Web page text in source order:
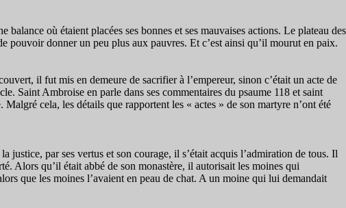
où étaient placées ses bonnes et ses mauvaises actions. Le plateau des
pouvoir donner un peu plus aux pauvres. Et c’est ainsi qu’il mourut en paix.
il fut mis en demeure de sacrifier à l’empereur, sinon c’était un acte de
Saint Ambroise en parle dans ses commentaires du psaume 118 et saint
cela, les détails que rapportent les « actes » de son martyre n’ont été
justice, par ses vertus et son courage, il s’était acquis l’admiration de tous. Il
Alors qu’il était abbé de son monastère, il autorisait les moines qui
que les moines l’avaient en peau de chat. A un moine qui lui demandait